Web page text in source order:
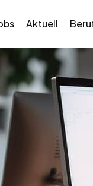
Aktuell